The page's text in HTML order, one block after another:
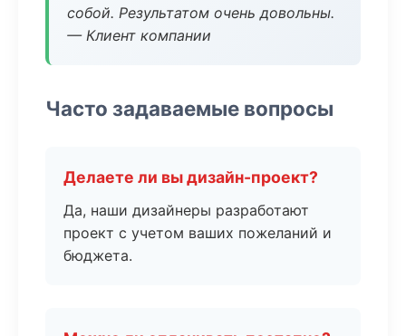
собой. Результатом очень довольны.
— Клиент компании
Часто задаваемые вопросы
Делаете ли вы дизайн-проект?
Да, наши дизайнеры разработают
проект с учетом ваших пожеланий и
бюджета.